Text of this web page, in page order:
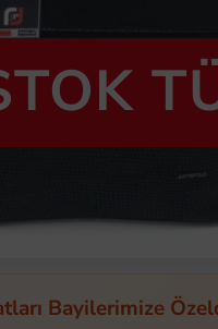
Bayilerimize